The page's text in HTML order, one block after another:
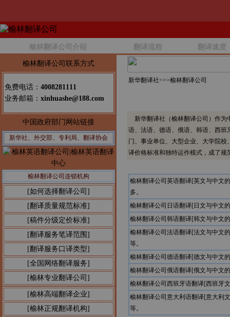
榆林翻译公司介绍 翻译流程 翻译速度
榆林翻译公司联系方式
免费电话： 4008281111
业务邮箱： xinhuashe@188.com
中国政府部门网站链接
新华社、外交部、专利局、翻译协会
榆林翻译公司连锁机构
[如何选择翻译公司]
[翻译质量规范标准]
[稿件分级定价标准]
[翻译服务笔译范围]
[翻译服务口译类型]
[全国网络翻译服务]
[榆林专业翻译公司]
[榆林高端翻译企业]
[榆林正规翻译机构]
新华翻译社>>>榆林翻译公司
新华翻译社（榆林翻译公司）作为
语、法语、德语、俄语、韩语、西
门、事业单位、大型企业、大学院
译价格标准和独特运作模式，成了
榆林翻译公司英语翻译[英文与中文
多。
榆林翻译公司日语翻译[日文与中文
榆林翻译公司韩语翻译[韩文与中文
榆林翻译公司法语翻译[法文与中文
等。
榆林翻译公司德语翻译[德文与中文
榆林翻译公司俄语翻译[俄文与中文
榆林翻译公司西班牙语翻译[西班牙
榆林翻译公司意大利语翻译[意大利
等。